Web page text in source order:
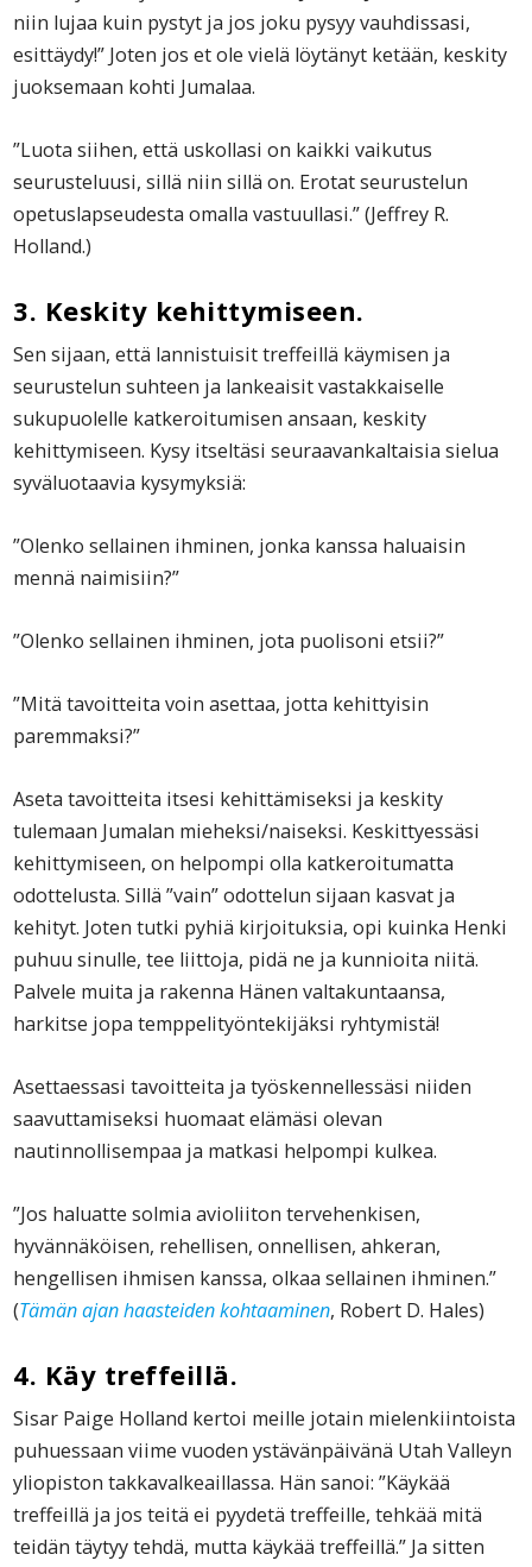
niin lujaa kuin pystyt ja jos joku pysyy vauhdissasi,
esittäydy!” Joten jos et ole vielä löytänyt ketään, keskity
juoksemaan kohti Jumalaa.
”Luota siihen, että uskollasi on kaikki vaikutus
seurusteluusi, sillä niin sillä on. Erotat seurustelun
opetuslapseudesta omalla vastuullasi.” (Jeffrey R.
Holland.)
3. Keskity kehittymiseen.
Sen sijaan, että lannistuisit treffeillä käymisen ja
seurustelun suhteen ja lankeaisit vastakkaiselle
sukupuolelle katkeroitumisen ansaan, keskity
kehittymiseen. Kysy itseltäsi seuraavankaltaisia sielua
syväluotaavia kysymyksiä:
”Olenko sellainen ihminen, jonka kanssa haluaisin
mennä naimisiin?”
”Olenko sellainen ihminen, jota puolisoni etsii?”
”Mitä tavoitteita voin asettaa, jotta kehittyisin
paremmaksi?”
Aseta tavoitteita itsesi kehittämiseksi ja keskity
tulemaan Jumalan mieheksi/naiseksi. Keskittyessäsi
kehittymiseen, on helpompi olla katkeroitumatta
odottelusta. Sillä ”vain” odottelun sijaan kasvat ja
kehityt. Joten tutki pyhiä kirjoituksia, opi kuinka Henki
puhuu sinulle, tee liittoja, pidä ne ja kunnioita niitä.
Palvele muita ja rakenna Hänen valtakuntaansa,
harkitse jopa temppelityöntekijäksi ryhtymistä!
Asettaessasi tavoitteita ja työskennellessäsi niiden
saavuttamiseksi huomaat elämäsi olevan
nautinnollisempaa ja matkasi helpompi kulkea.
”Jos haluatte solmia avioliiton tervehenkisen,
hyvännäköisen, rehellisen, onnellisen, ahkeran,
hengellisen ihmisen kanssa, olkaa sellainen ihminen.”
(Tämän ajan haasteiden kohtaaminen, Robert D. Hales)
4. Käy treffeillä.
Sisar Paige Holland kertoi meille jotain mielenkiintoista
puhuessaan viime vuoden ystävänpäivänä Utah Valleyn
yliopiston takkavalkeaillassa. Hän sanoi: ”Käykää
treffeillä ja jos teitä ei pyydetä treffeille, tehkää mitä
teidän täytyy tehdä, mutta käykää treffeillä.” Ja sitten